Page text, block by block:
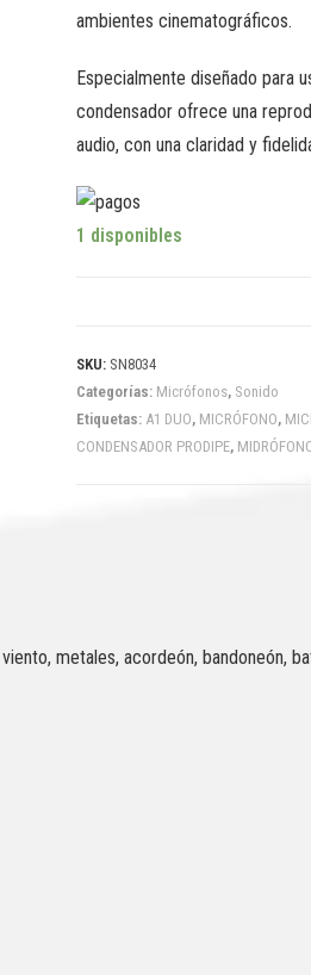
ambientes cinematográficos.
Especialmente diseñado para
condensador ofrece una
audio, con una claridad y
1 disponibles
SKU: SN8034
Categorías: Micrófonos, Sonido
Etiquetas: A1 DUO, MICRÓFONO,
CONDENSADOR PRODIPE,
metales, acordeón, bandoneón,